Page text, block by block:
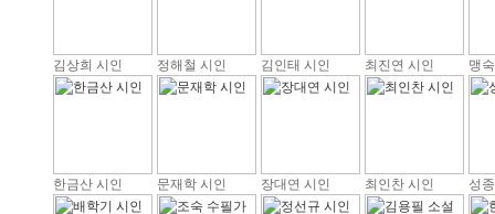
김상희 시인 정해철 시인 김인태 시인 최진연 시인 맹
한금산 시인 문재학 시인 장대연 시인 최인찬 시인 성